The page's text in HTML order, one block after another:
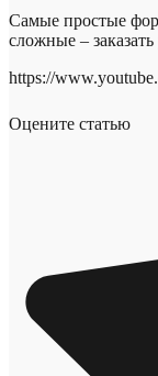
Самые простые
сложные – заказать
https://
Оцените статью